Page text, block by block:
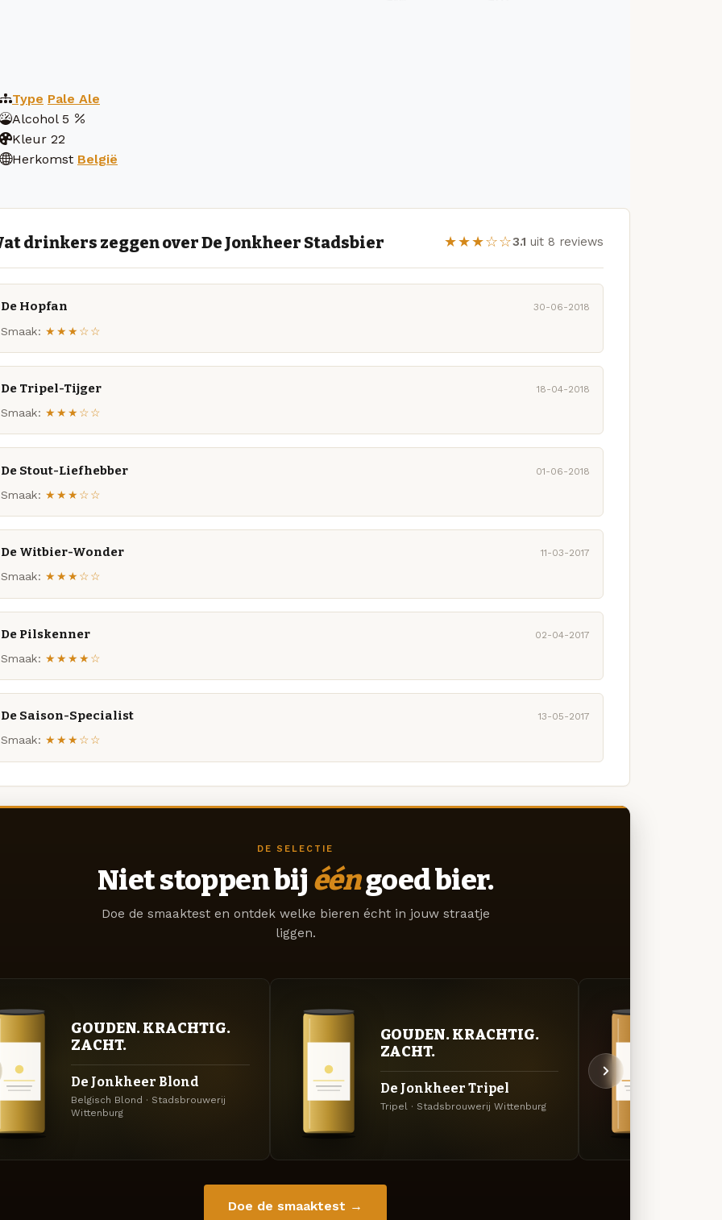
Type Pale Ale
Alcohol 5
Kleur 22
Herkomst België
drinkers zeggen over De Jonkheer Stadsbier ★★★☆☆3.1 uit 8 reviews
De Hopfan 30-06-2018
Smaak: ★★★☆☆
De Tripel-Tijger 18-04-2018
Smaak: ★★★☆☆
De Stout-Liefhebber 01-06-2018
Smaak: ★★★☆☆
De Witbier-Wonder 11-03-2017
Smaak: ★★★☆☆
De Pilskenner 02-04-2017
Smaak: ★★★★☆
De Saison-Specialist 13-05-2017
Smaak: ★★★☆☆
DE SELECTIE
Niet stoppen bij ééngoed bier.
Doe de smaaktest en ontdek welke bieren écht in jouw straatje
liggen.
GOUDEN. KRACHTIG.
ZACHT.
De Jonkheer Blond
Belgisch Blond · Stadsbrouwerij
Wittenburg
GOUDEN. KRACHTIG.
ZACHT.
De Jonkheer Tripel
Tripel · Stadsbrouwerij Wittenburg
Doe de smaaktest →